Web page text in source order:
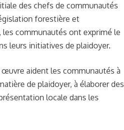
des chefs de communautés
forestière et
communautés ont exprimé le
leurs initiatives de plaidoyer.
aident les communautés à
de plaidoyer, à élaborer des
locale dans les